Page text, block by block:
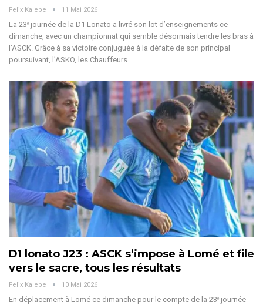
Felix Kalepe 11 Mai 2026
La 23ᵉ journée de la D1 Lonato a livré son lot d’enseignements ce
dimanche, avec un championnat qui semble désormais tendre les bras à
l’ASCK. Grâce à sa victoire conjuguée à la défaite de son principal
poursuivant, l’ASKO, les Chauffeurs
D1 lonato J23 : ASCK s’impose à Lomé et file
vers le sacre, tous les résultats
Felix Kalepe 10 Mai 2026
En déplacement à Lomé ce dimanche pour le compte de la 23ᵉ journée